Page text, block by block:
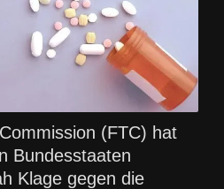
(FTC) hat
Bundesstaaten
Klage gegen die